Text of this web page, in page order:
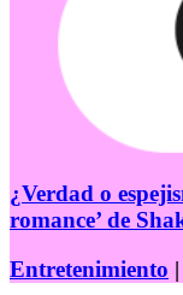
¿Verdad o
romance’ de
Entretenimiento